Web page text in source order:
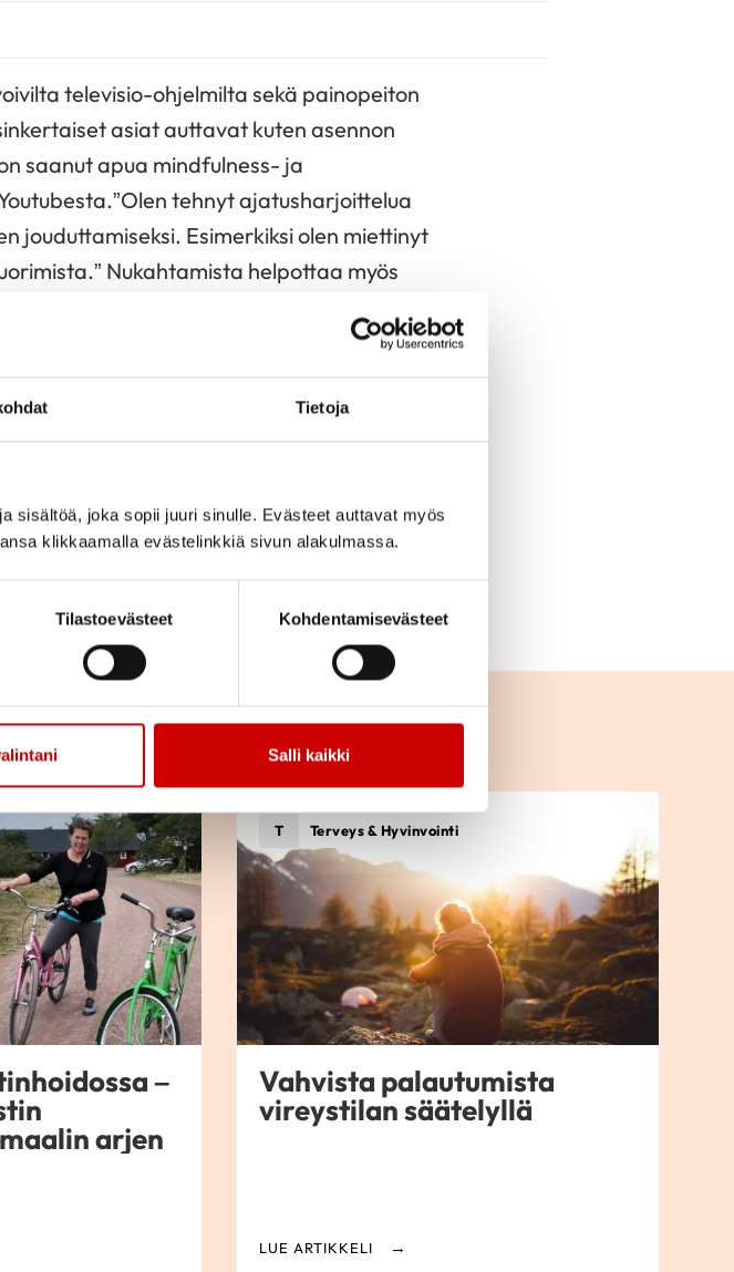
Tietoja
sisältöä, joka sopii juuri sinulle. Evästeet auttavat myös
klikkaamalla evästelinkkiä sivun alakulmassa.
Tilastoevästeet Kohdentamisevästeet
Salli kaikki
televisio-ohjelmilta sekä painopeiton
asiat auttavat kuten asennon
saanut apua mindfulness- ja
tehnyt ajatusharjoittelua
jouduttamiseksi. Esimerkiksi olen miettinyt
Nukahtamista helpottaa myös
jäädä yksin
kannattaa ja pitää hakea, jos
kuitenkin kokeilemaan ensin. Kun
antama uniohjaus ja tarvittaessa
–
arjen
T Terveys & Hyvinvointi
Vahvista palautumista
vireystilan säätelyllä
LUE ARTIKKELI